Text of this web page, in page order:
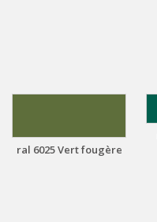
ral 6025 Vert fougère